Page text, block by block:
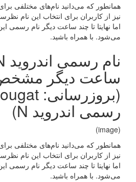
نیز از کاربران برای انتخاب این نام
اما نهایتا تا چند ساعت دیگر نام رسمی
می‌شود‌. با همراه باشید.
ساعت دیگر
رسمی اندروید N)
(image)
نیز از کاربران برای انتخاب این نام
اما نهایتا تا چند ساعت دیگر نام رسمی
می‌شود‌. با همراه باشید.